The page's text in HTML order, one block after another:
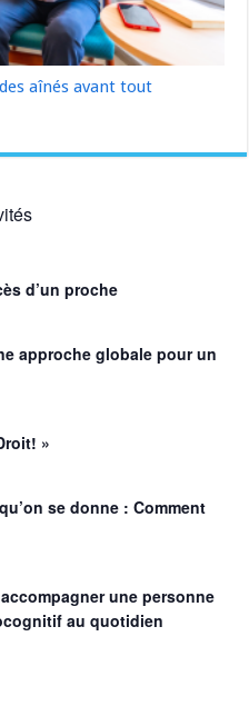
aînés avant tout
d’un proche
approche globale pour un
»
se donne : Comment
une personne
au quotidien